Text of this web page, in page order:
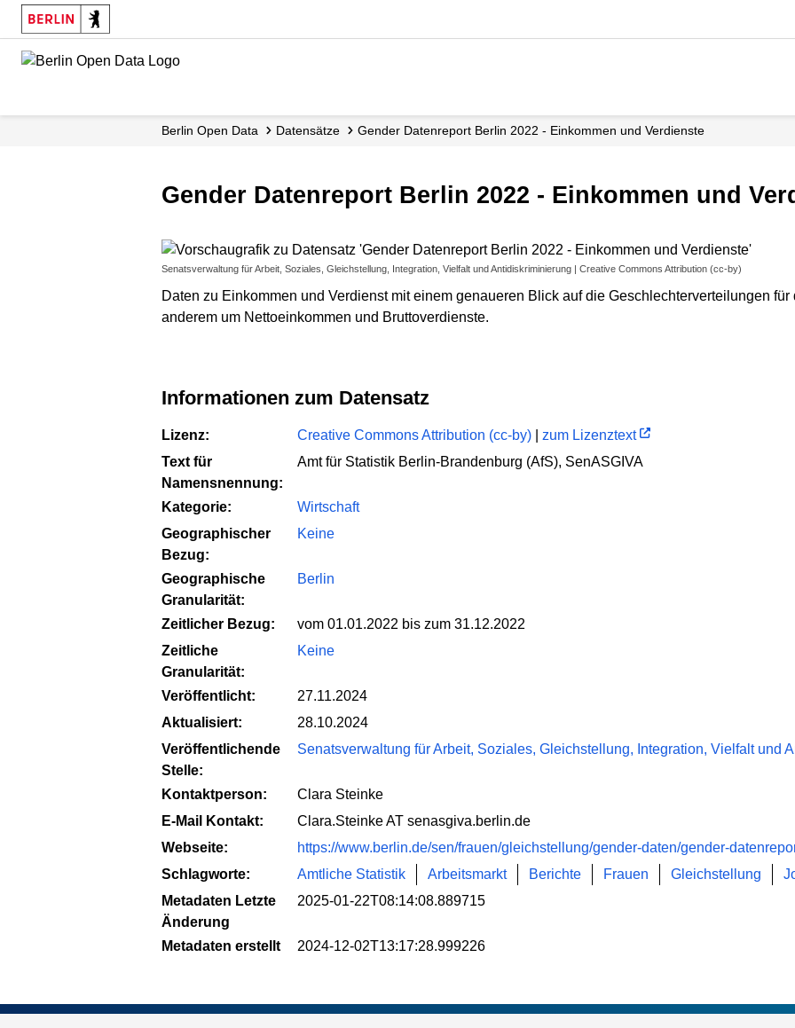
Skip
main
Berlin Open Data Datensätze Gender Datenreport Berlin 2022 - Einkommen und Verdienste
Gender Datenreport Berlin 2022 - Einkommen und
Senatsverwaltung für Arbeit, Soziales, Gleichstellung, Integration, Vielfalt und Antidiskriminierung | Creative Commons Attribution (cc-by)
Daten zu Einkommen und Verdienst mit einem genaueren Blick auf die Geschlechterverteilungen
anderem um Nettoeinkommen und Bruttoverdienste.
Informationen zum Datensatz
Lizenz: Creative Commons Attribution (cc-by)
zum Lizenztext
Text für
Namensnennung:
Amt für Statistik Berlin-Brandenburg (AfS), SenASGIVA
Kategorie:
Wirtschaft
Geographischer
Bezug:
Keine
Geographische
Granularität:
Berlin
Zeitlicher Bezug:
vom 01.01.2022 bis zum 31.12.2022
Zeitliche
Granularität:
Keine
Veröffentlicht:
27.11.2024
Aktualisiert:
28.10.2024
Veröffentlichende
Stelle:
Senatsverwaltung für Arbeit, Soziales, Gleichstellung, Integration, Vielfalt und
Kontaktperson:
Clara Steinke
E-Mail Kontakt:
Clara.Steinke AT senasgiva.berlin.de
Webseite:
https://www.berlin.de/sen/frauen/gleichstellung/gender-daten/gender-
Schlagworte:
Amtliche Statistik Arbeitsmarkt Berichte Frauen Gleichstellung
Metadaten Letzte
Änderung
2025-01-22T08:14:08.889715
Metadaten erstellt 2024-12-02T13:17:28.999226